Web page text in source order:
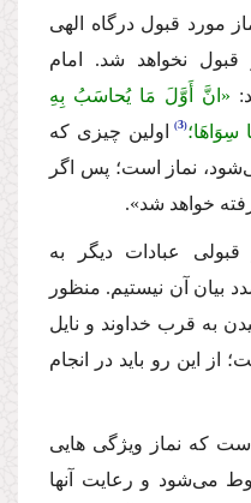
مورد قبول درگاه الهى
قبول نخواهد شد. امام
«انَّ أَوَّلَ مَا یُحاسَبُ بِهِ
سِوَاهَا؛ 3
اولین چیزى كه
نماز است؛ پس اگر
خواهد شد».
قبولى عبادات دیگر به
بیان آن نیستیم. منظور
به قرب خداوند و نایل
از این رو باید در انجام
كه نماز ویژگى هایى
مى‌شود و رعایت آنها